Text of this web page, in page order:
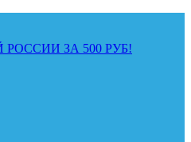
ЗА 500 РУБ!